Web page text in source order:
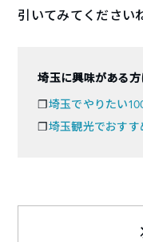
引いてみてください
埼玉に興味がある
❐埼玉でやりたい
❐埼玉観光でおす